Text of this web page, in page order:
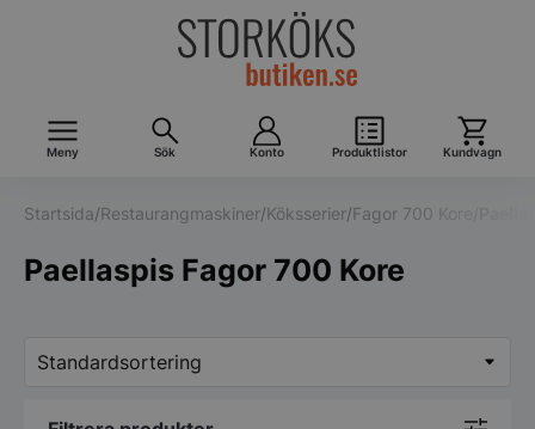
Meny Sök Konto Produktlistor Kundvagn
Startsida/Restaurangmaskiner/Köksserier/Fagor 700 Kore
Paellaspis Fagor 700 Kore